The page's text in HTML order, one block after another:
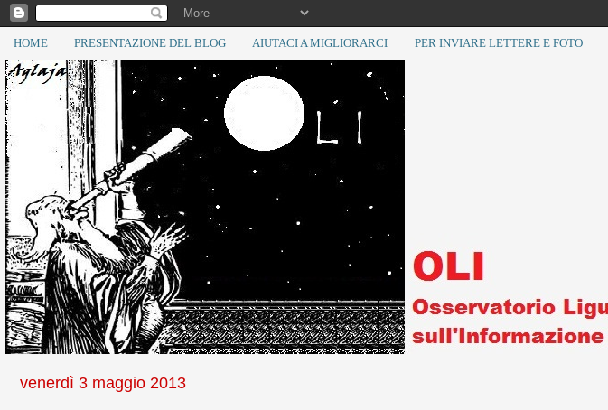
HOME PRESENTAZIONE DEL BLOG AIUTACI A MIGLIORARCI PER INVIARE LETTERE E FOTO
venerdì 3 maggio 2013